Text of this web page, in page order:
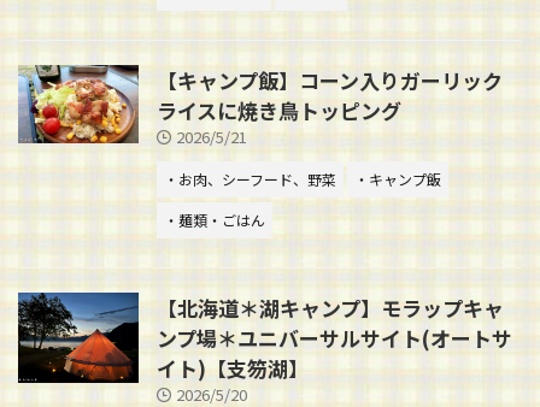
【キャンプ飯】コーン入りガーリック
ライスに焼き鳥トッピング
2026/5/21
・お肉、シーフード、野菜
・キャンプ飯
・麺類・ごはん
【北海道＊湖キャンプ】モラップキャ
ンプ場＊ユニバーサルサイト(オートサ
イト)【支笏湖】
2026/5/20